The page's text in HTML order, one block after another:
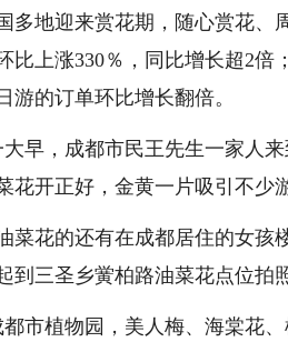
多地迎来赏花期，随心赏花、
比上涨330％，同比增长超2
游的订单环比增长翻倍。
大早，成都市民王先生一家人
花开正好，金黄一片吸引不少
菜花的还有在成都居住的女孩
到三圣乡黉柏路油菜花点位拍
都市植物园，美人梅、海棠花